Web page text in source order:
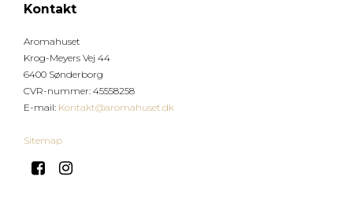
Kontakt
Aromahuset
Krog-Meyers Vej 44
6400 Sønderborg
CVR-nummer: 45558258
E-mail: Kontakt@aromahuset.dk
Sitemap